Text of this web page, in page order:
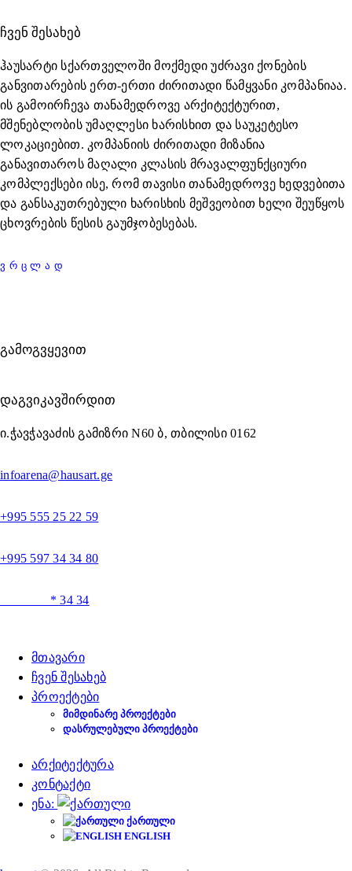
ᲩᲕᲔᲜ ᲨᲔᲡᲐᲮᲔᲑ
ჰაუსარტი სქართველოში მოქმედი უძრავი ქონების
განვითარების ერთ-ერთი ძირითადი წამყვანი კომპანიაა.
ის გამოირჩევა თანამედროვე არქიტექტურით,
მშენებლობის უმაღლესი ხარისხით და საუკეტესო
ლოკაციებით. კომპანიის ძირითადი მიზანია
განავითაროს მაღალი კლასის მრავალფუნქციური
კომპლექსები ისე, რომ თავისი თანამედროვე ხედვებითა
და განსაკუთრებული ხარისხის მეშვეობით ხელი შეუწყოს
ცხოვრების წესის გაუმჯობესებას.
ᲕᲠᲪᲚᲐᲓ
ᲒᲐᲛᲝᲒᲕᲧᲔᲕᲘᲗ
ᲓᲐᲒᲕᲘᲙᲐᲕᲨᲘᲠᲓᲘᲗ
ი.ჭავჭავაძის გამიზრი N60 ბ, თბილისი 0162
infoarena@hausart.ge
+995 555 25 22 59
+995 597 34 34 80
* 34 34
მთავარი
ჩვენ შესახებ
პროექტები
ᲛᲘᲛᲓᲘᲜᲐᲠᲔ ᲞᲠᲝᲔᲥᲢᲔᲑᲘ
ᲓᲐᲡᲠᲣᲚᲔᲑᲣᲚᲘ ᲞᲠᲝᲔᲥᲢᲔᲑᲘ
არქიტექტურა
კონტაქტი
ენა:
ᲥᲐᲠᲗᲣᲚᲘ
ENGLISH